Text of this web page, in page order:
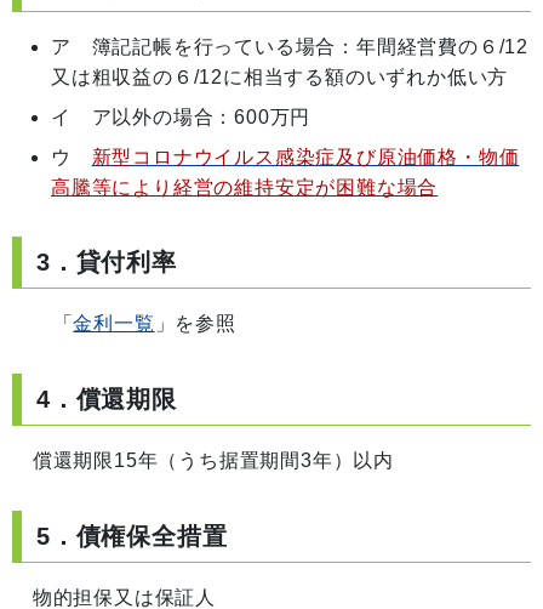
ア 簿記記帳を行っている場合：年間経営費の６/12
又は粗収益の６/12に相当する額のいずれか低い方
イ ア以外の場合：600万円
ウ 新型コロナウイルス感染症及び原油価格・物価
高騰等により経営の維持安定が困難な場合
3．貸付利率
「金利一覧 」を参照
4．償還期限
償還期限15年（うち据置期間3年）以内
5．債権保全措置
物的担保又は保証人